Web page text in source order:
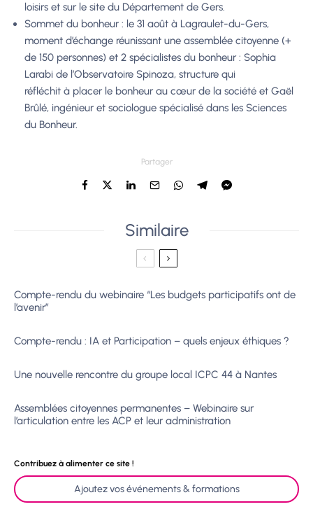
loisirs et sur le site du Département de Gers.
Sommet du bonheur : le 31 août à Lagraulet-du-Gers,
moment d’échange réunissant une assemblée citoyenne (+
de 150 personnes) et 2 spécialistes du bonheur : Sophia
Larabi de l’Observatoire Spinoza, structure qui
réfléchit à placer le bonheur au cœur de la société et Gaël
Brûlé, ingénieur et sociologue spécialisé dans les Sciences
du Bonheur.
Partager
Similaire
Compte-rendu du webinaire “Les budgets participatifs ont de
l’avenir”
Compte-rendu : IA et Participation – quels enjeux éthiques ?
Une nouvelle rencontre du groupe local ICPC 44 à Nantes
Assemblées citoyennes permanentes – Webinaire sur
l’articulation entre les ACP et leur administration
Contribuez à alimenter ce site !
Ajoutez vos événements & formations